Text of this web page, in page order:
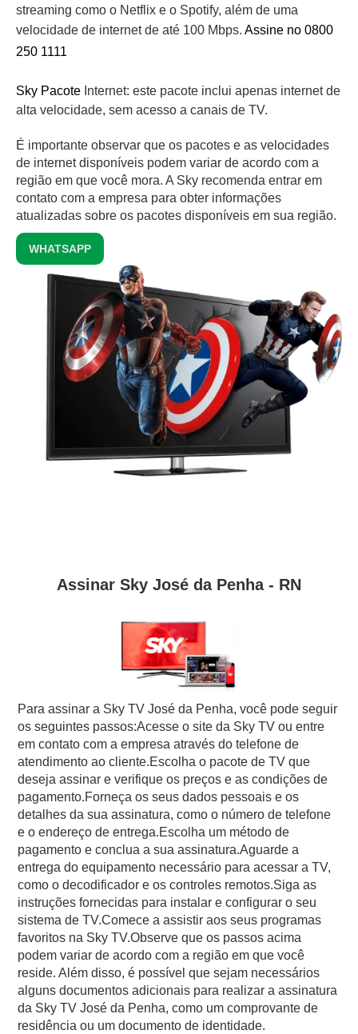
streaming como o Netflix e o Spotify, além de uma
velocidade de internet de até 100 Mbps. Assine no 0800
250 1111
Sky Pacote Internet: este pacote inclui apenas internet de
alta velocidade, sem acesso a canais de TV.
É importante observar que os pacotes e as velocidades
de internet disponíveis podem variar de acordo com a
região em que você mora. A Sky recomenda entrar em
contato com a empresa para obter informações
atualizadas sobre os pacotes disponíveis em sua região.
WHATSAPP
Assinar Sky José da Penha - RN
Para assinar a Sky TV José da Penha, você pode seguir
os seguintes passos:Acesse o site da Sky TV ou entre
em contato com a empresa através do telefone de
atendimento ao cliente.Escolha o pacote de TV que
deseja assinar e verifique os preços e as condições de
pagamento.Forneça os seus dados pessoais e os
detalhes da sua assinatura, como o número de telefone
e o endereço de entrega.Escolha um método de
pagamento e conclua a sua assinatura.Aguarde a
entrega do equipamento necessário para acessar a TV,
como o decodificador e os controles remotos.Siga as
instruções fornecidas para instalar e configurar o seu
sistema de TV.Comece a assistir aos seus programas
favoritos na Sky TV.Observe que os passos acima
podem variar de acordo com a região em que você
reside. Além disso, é possível que sejam necessários
alguns documentos adicionais para realizar a assinatura
da Sky TV José da Penha, como um comprovante de
residência ou um documento de identidade.